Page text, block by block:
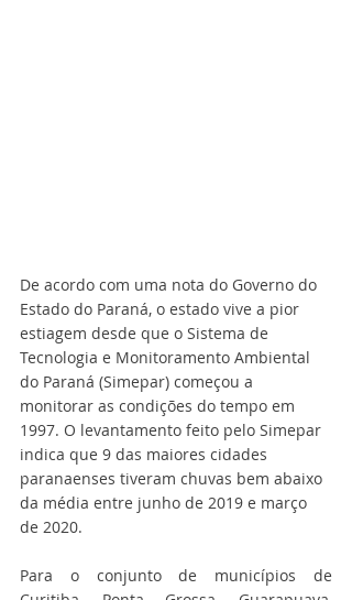
De acordo com uma nota do Governo do
Estado do Paraná, o estado vive a pior
estiagem desde que o Sistema de
Tecnologia e Monitoramento Ambiental
do Paraná (Simepar) começou a
monitorar as condições do tempo em
1997. O levantamento feito pelo Simepar
indica que 9 das maiores cidades
paranaenses tiveram chuvas bem abaixo
da média entre junho de 2019 e março
de 2020.
Para o conjunto de municípios de